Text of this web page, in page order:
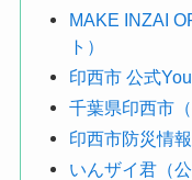
MAKE INZAI
ト）
印西市 公式
千葉県印西市
印西市防災情
いんザイ君（